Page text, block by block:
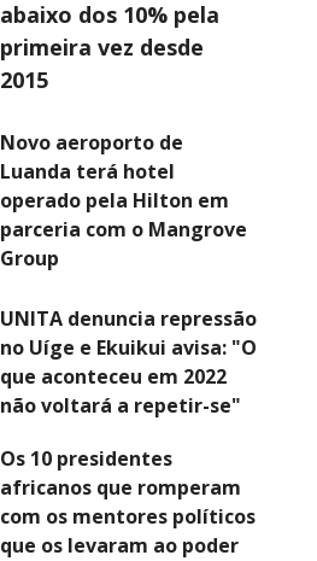
abaixo dos 10% pela
primeira vez desde
2015
Novo aeroporto de
Luanda terá hotel
operado pela Hilton em
parceria com o Mangrove
Group
UNITA denuncia repressão
no Uíge e Ekuikui avisa: "O
que aconteceu em 2022
não voltará a repetir-se"
Os 10 presidentes
africanos que romperam
com os mentores políticos
que os levaram ao poder